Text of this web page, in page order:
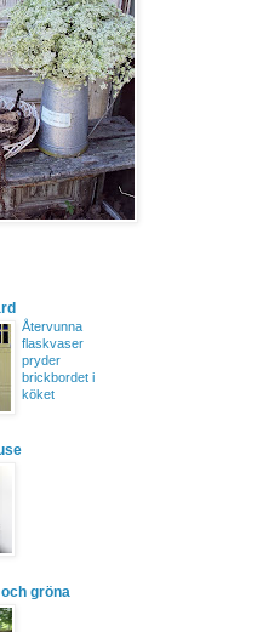
Återvunna
flaskvaser
pryder
brickbordet i
köket
gröna